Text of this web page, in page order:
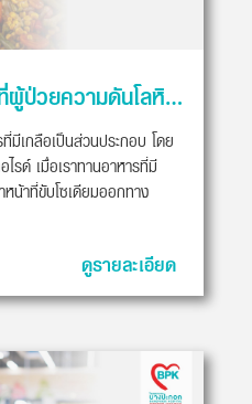
7 อาหารโซเดียมสูง ที่ผู้ป่วยความดันโลหิตสูงควรหลีกเลี่ยง
มีเกลือเป็นส่วนประกอบ โดย
รด์ เมื่อเราทานอาหารที่มี
หน้าที่ขับโซเดียมออกทาง
ดูรายละเอียด